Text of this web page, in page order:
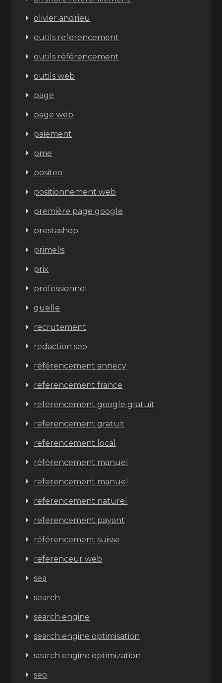
olivier andrieu
outils referencement
outils référencement
outils web
page
page web
paiement
pme
positeo
positionnement web
première page google
prestashop
primelis
prix
professionnel
quelle
recrutement
redaction seo
référencement annecy
referencement france
referencement google gratuit
referencement gratuit
referencement local
référencement manuel
referencement manuel
referencement naturel
referencement payant
référencement suisse
referenceur web
sea
search
search engine
search engine optimisation
search engine optimization
seo